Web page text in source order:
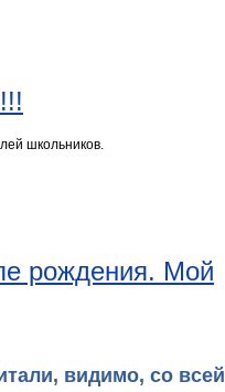
школьников.
рождения. Мой
видимо, со всей